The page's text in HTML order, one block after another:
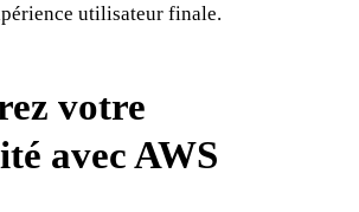
utilisateur finale.
votre
avec AWS